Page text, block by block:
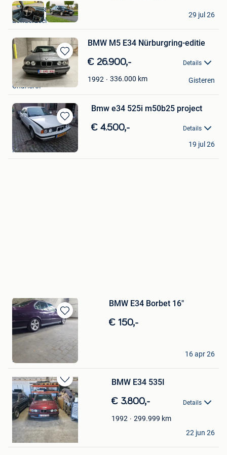
Favorieten
Vintage Garage
Londerzeel
29 jul 26
Bewaren
in
Mijn
Favorieten
BMW M5 E34 Nürburgring-editie
€ 26.900,- Details
1992 336.000 km
MB
Charleroi
Gisteren
Bewaren
in
Mijn
Favorieten
Bmw e34 525i m50b25 project
€ 4.500,- Details
m.
Maaseik
19 jul 26
Bewaren
in
Mijn
Favorieten
BMW E34 Borbet 16"
€ 150,-
Coyote
Nivelles
16 apr 26
Bewaren
in
Mijn
Favorieten
BMW E34 535I
€ 3.800,- Details
1992 299.999 km
Burgh
Roeselare
22 jun 26